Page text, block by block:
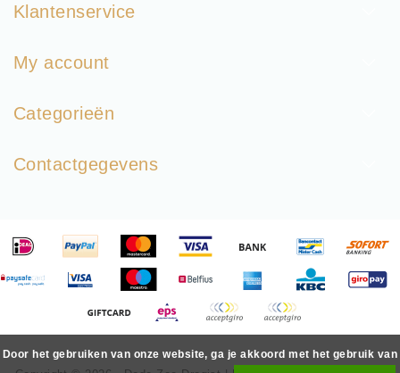
Klantenservice
My account
Categorieën
Contactgegevens
Door het gebruiken van onze website, ga je akkoord met het gebruik van